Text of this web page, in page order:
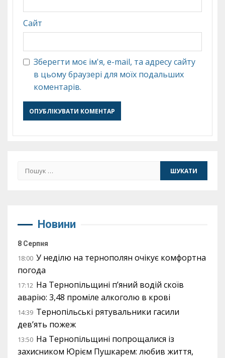
Сайт
Зберегти моє ім'я, e-mail, та адресу сайту
в цьому браузері для моїх подальших
коментарів.
Пошук:
Новини
8 Серпня
18:00 У неділю на тернополян очікує комфортна
погода
17:12 На Тернопільщині п’яний водій скоїв
аварію: 3,48 проміле алкоголю в крові
14:39 Тернопільські рятувальники гасили
дев’ять пожеж
13:50 На Тернопільщині попрощалися із
захисником Юрієм Пушкарем: любив життя,